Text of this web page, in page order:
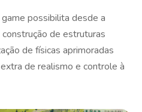
possibilita desde a
de estruturas
de físicas aprimoradas
de realismo e controle à